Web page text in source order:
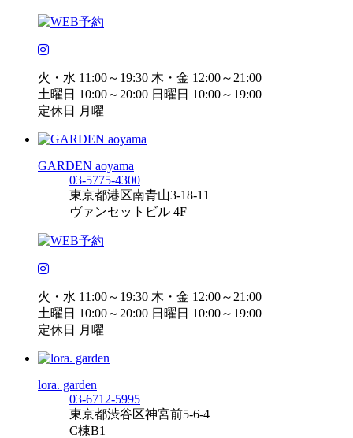
火・水 11:00～19:30 木・金 12:00～21:00
土曜日 10:00～20:00 日曜日 10:00～19:00
定休日 月曜
GARDEN aoyama
03-5775-4300
東京都港区南青山3-18-11
ヴァンセットビル 4F
火・水 11:00～19:30 木・金 12:00～21:00
土曜日 10:00～20:00 日曜日 10:00～19:00
定休日 月曜
lora. garden
03-6712-5995
東京都渋谷区神宮前5-6-4
C棟B1